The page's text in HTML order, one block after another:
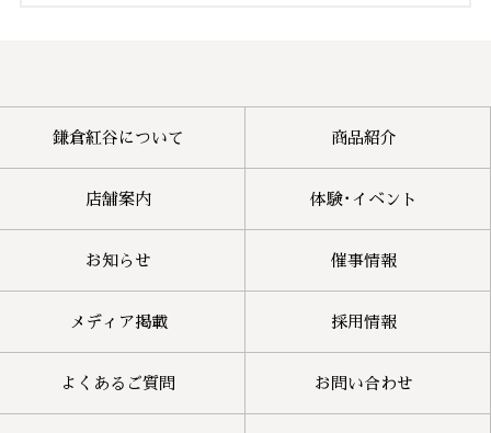
鎌倉紅谷について 商品紹介
店舗案内 体験･イベント
お知らせ 催事情報
メディア掲載 採用情報
よくあるご質問 お問い合わせ